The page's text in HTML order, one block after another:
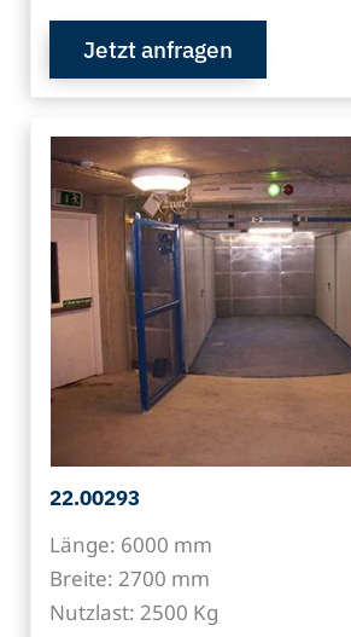
Jetzt anfragen
22.00293
Länge: 6000 mm
Breite: 2700 mm
Nutzlast: 2500 Kg